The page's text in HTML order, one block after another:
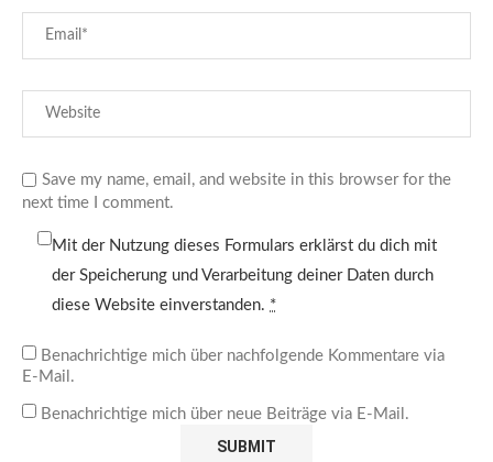
Save my name, email, and website in this browser for the
next time I comment.
Mit der Nutzung dieses Formulars erklärst du dich mit
der Speicherung und Verarbeitung deiner Daten durch
diese Website einverstanden. *
Benachrichtige mich über nachfolgende Kommentare via
E-Mail.
Benachrichtige mich über neue Beiträge via E-Mail.